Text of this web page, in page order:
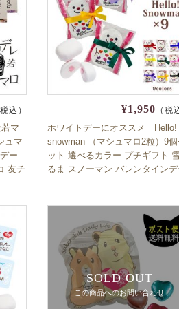
税込）
マ
ュマ
ー
友チ
¥1,950 （税
ホワイトデーにオススメ Hello!
snowman （マシュマロ2粒）9個
ット 選べるカラー プチギフト
るま スノーマン バレンタインデ
SOLD OUT
この商品へのお問い合わせ